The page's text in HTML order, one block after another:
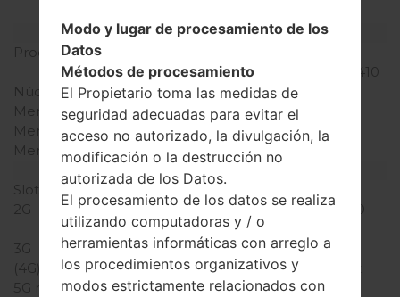
Hardware
Procesador
MSM8916 Snapdragon 410
Núcleos de UCP
cuatro núcleos
Memoria RAM
1GB
Memoria interna
8GB
Memoria externa
microSD, hasta 32 GB
Red y Datos
Slot de tarjeta
1 Micro SIM
2G
GSM 850/900/1800/1900
MHz
3G
UMTS 850/2100 MHz
(4G) LTE
LTE 850/1700/1900 MHz
5G network
-
Modo y lugar de procesamiento de los
Datos
Métodos de procesamiento
El Propietario toma las medidas de
seguridad adecuadas para evitar el
acceso no autorizado, la divulgación, la
modificación o la destrucción no
autorizada de los Datos.
El procesamiento de los datos se realiza
utilizando computadoras y / o
herramientas informáticas con arreglo a
los procedimientos organizativos y
modos estrictamente relacionados con